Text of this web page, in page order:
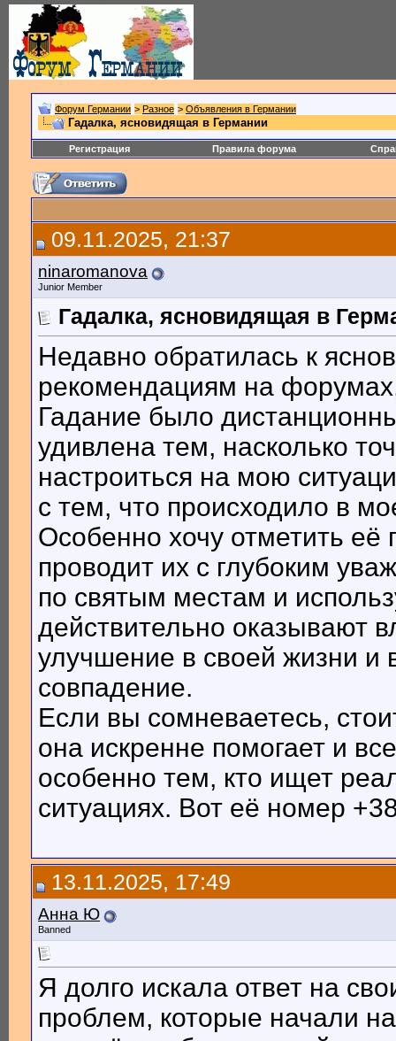
Форум Германии > Разное > Объявления в Германии
Гадалка, ясновидящая в Германии
Регистрация Правила форума
09.11.2025, 21:37
ninaromanova
Junior Member
Гадалка, ясновидящая в
Недавно обратилась к
рекомендациям на
Гадание было
удивлена тем, насколько
настроиться на мою
с тем, что происходило в
Особенно хочу отметить
проводит их с глубоким
по святым местам и
действительно оказывают
улучшение в своей жизни и
совпадение.
Если вы сомневаетесь,
она искренне помогает и
особенно тем, кто ищет
ситуациях. Вот её номер
13.11.2025, 17:49
Анна Ю
Banned
Я долго искала ответ на
проблем, которые начали